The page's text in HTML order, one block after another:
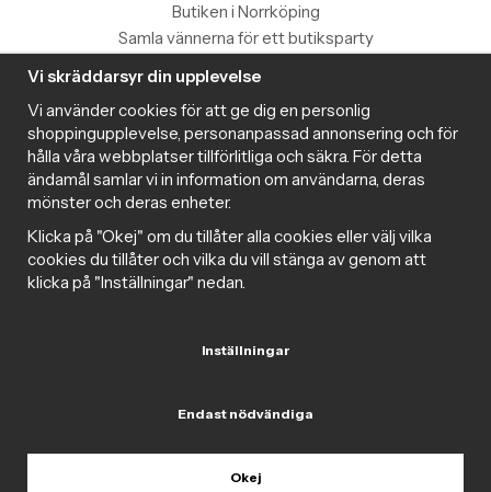
Butiken i Norrköping
Samla vännerna för ett butiksparty
Information
Magazine
Populära produkter med toppbetyg
Nyhetsbrev
Om cookies
Samarbeta med Intima
Cookie inställningar
Följ oss gärna på sociala medier
Vi skräddarsyr din upplevelse
Vi använder cookies för att ge dig en personlig
shoppingupplevelse, personanpassad annonsering och för
hålla våra webbplatser tillförlitliga och säkra. För detta
ändamål samlar vi in information om användarna, deras
mönster och deras enheter.
Klicka på "Okej" om du tillåter alla cookies eller välj vilka
cookies du tillåter och vilka du vill stänga av genom att
klicka på "Inställningar" nedan.
Inställningar
Endast nödvändiga
Okej